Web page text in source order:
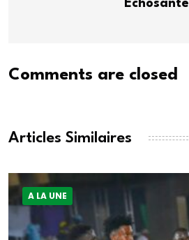
Echosante
Comments are closed
Articles Similaires
A LA UNE